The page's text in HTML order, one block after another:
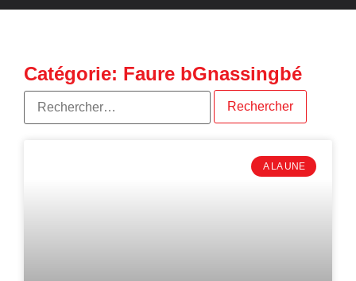
Catégorie: Faure bGnassingbé
A LA UNE